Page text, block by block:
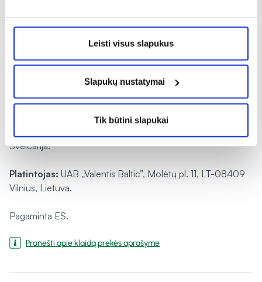
Leisti visus slapukus
Slapukų nustatymai
Tik būtini slapukai
Maisto papildas neturėtų būti vartojamas kaip
maisto pakaitalas. Neviršyti nustatytos rekomenduojamos
Laikymo sąlygos:Laikyti 15–25 °C temperatūroje.
Šveicarija.
Platintojas: UAB „Valentis Baltic”, Molėtų pl. 11, LT-08409
Vilnius, Lietuva.
Pagaminta ES.
Pranešti apie klaidą prekės aprašyme